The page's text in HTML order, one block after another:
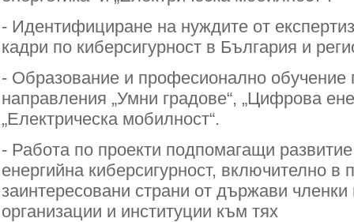
- Идентифициране на нуждите от
кадри по киберсигурност в България и
- Образование и професионално обучение
направления „Умни градове“, „Цифрова
„Електрическа мобилност“.
- Работа по проекти подпомагащи
енергийна киберсигурност, включително в
заинтересовани страни от държави
организации и институции към тях